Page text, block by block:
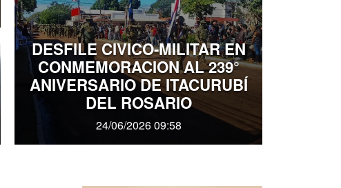
DESFILE CIVICO-MILITAR EN
CONMEMORACION AL 239°
ANIVERSARIO DE ITACURUBÍ
DEL ROSARIO
24/06/2026 09:58